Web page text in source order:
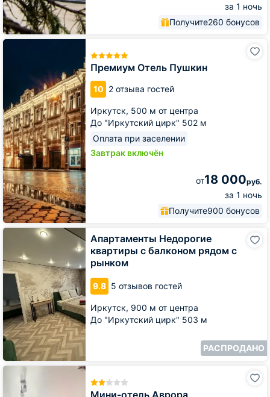
за 1 ночь
Получите260 бонусов
Премиум Отель Пушкин
10 2 отзыва гостей
Иркутск, 500 м от центра
До "Иркутский цирк" 502 м
Оплата при заселении
Завтрак включён
от18 000руб.
за 1 ночь
Получите900 бонусов
Премиум
Апартаменты Недорогие
квартиры с балконом рядом с
рынком
9.8 5 отзывов гостей
Иркутск, 900 м от центра
До "Иркутский цирк" 503 м
РАСПРОДАНО
Апартаменты
квартиры
с
балконом
рядом
рынком
Мини-отель Аврора
Мини-
отель
Аврора